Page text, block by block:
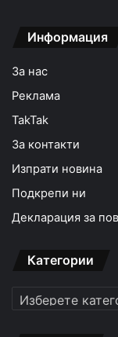
Информация
За нас
Реклама
TakTak
За контакти
Изпрати новина
Подкрепи ни
Декларация за
Категории
Категории